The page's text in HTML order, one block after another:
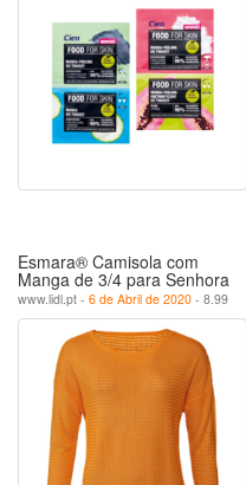
Esmara® Camisola com
Manga de 3/4 para Senhora
www.lidl.pt - 6 de Abril de 2020 - 8.99